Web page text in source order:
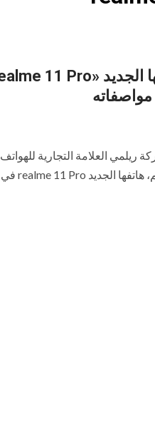
ريلمي العلامة التجارية للهواتف
الذكية الأسرع نموًا في العالم، هاتفها الجديد realme 11 Pro في